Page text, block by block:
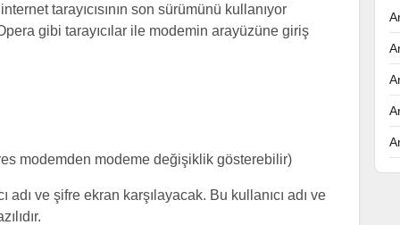
tarayıcısının son sürümünü kullanıyor
gibi tarayıcılar ile modemin arayüzüne giriş
modemden modeme değişiklik gösterebilir)
ve şifre ekran karşılayacak. Bu kullanıcı adı ve